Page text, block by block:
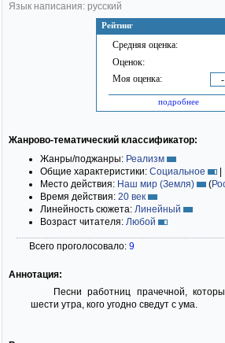
Рейтинг
Средняя оценка:
Оценок:
Моя оценка: -
подробнее
Язык написания: русский
Жанрово-тематический классификатор:
Жанры/поджанры: Реализм
Общие характеристики: Социальное |
Место действия: Наш мир (Земля) (
Время действия: 20 век
Линейность сюжета: Линейный
Возраст читателя: Любой
Всего проголосовало: 9
Аннотация:
Песни работниц прачечной,
шести утра, кого угодно сведут с ума.